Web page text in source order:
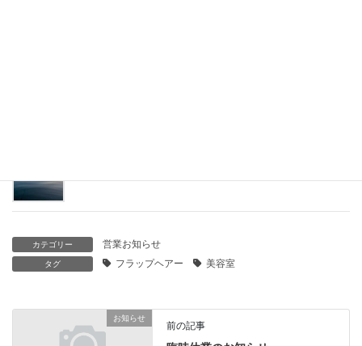
カテゴリー 営業お知らせ
タグ フラップヘアー 美容室
お知らせ
前の記事